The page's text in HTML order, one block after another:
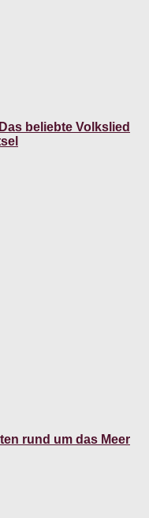
beliebte Volkslied
rund um das Meer